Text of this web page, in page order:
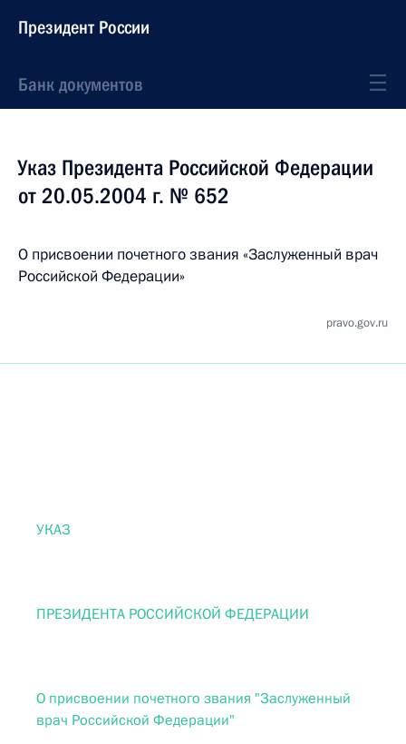
Президент России
Банк документов
Указ Президента Российской Федерации
от 20.05.2004 г. № 652
О присвоении почетного звания «Заслуженный врач
Российской Федерации»
pravo.gov.ru
УКАЗ
ПРЕЗИДЕНТА РОССИЙСКОЙ ФЕДЕРАЦИИ
О присвоении почетного звания "Заслуженный
врач Российской Федерации"